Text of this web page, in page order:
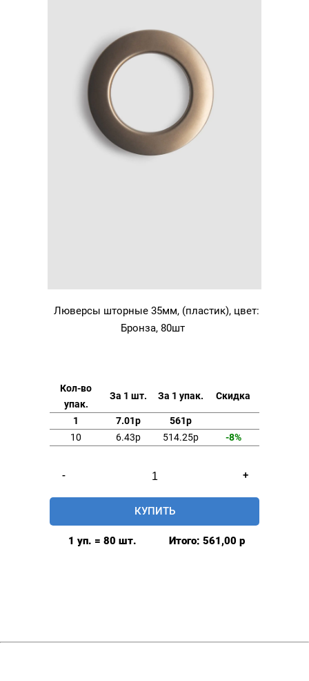
Люверсы шторные 35мм, (пластик), цвет:
Бронза, 80шт
Кол-во
упак.
За 1 шт. За 1 упак. Скидка
1 7.01р
561р
10
6.43р 514.25р -8%
-
товара
Люверсы
шторные
+
КУПИТЬ
1 уп. = 80 шт. Итого: 561,00 р